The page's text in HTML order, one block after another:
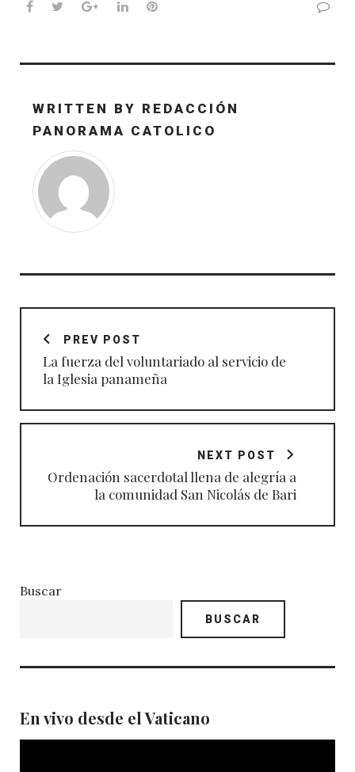
Facebook
TwitterGoogle+LinkedInPinterest
WRITTEN BY REDACCIÓN
PANORAMA CATOLICO
Navegación
entradasPREV POST
La fuerza del voluntariado al servicio de
la Iglesia panameña
NEXT POST
Ordenación sacerdotal llena de alegría a
la comunidad San Nicolás de Bari
Buscar
BUSCAR
En vivo desde el Vaticano